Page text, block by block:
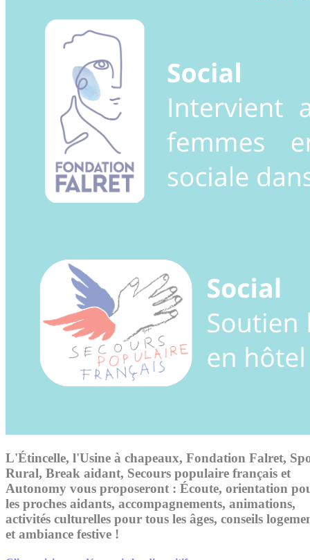
L'Étincelle, l'Usine à chapeaux, Fondation Falret,
Rural, Break aidant, Secours populaire français et
Autonomy vous proposeront : Écoute, orientation
les proches aidants, accompagnements, animations,
activités culturelles pour tous les âges, conseils
et ambiance festive !